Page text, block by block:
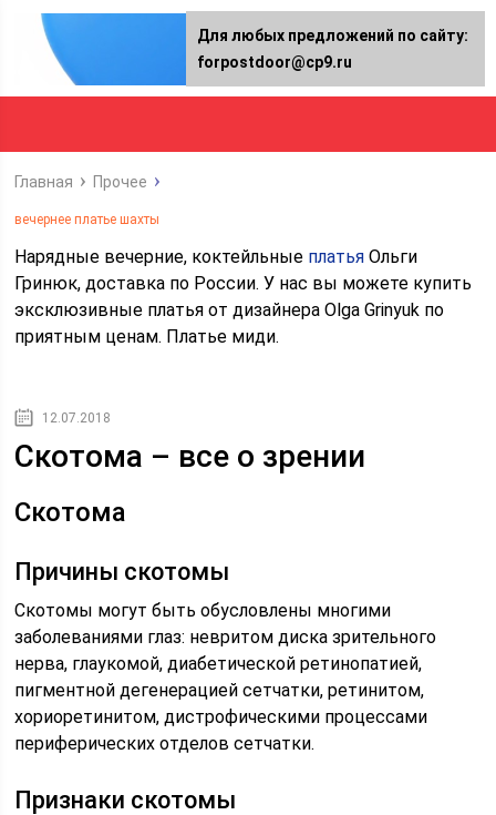
Главная Прочее
вечернее платье шахты
Нарядные вечерние, коктейльные платья Ольги
Гринюк, доставка по России. У нас вы можете купить
эксклюзивные платья от дизайнера Olga Grinyuk по
приятным ценам. Платье миди.
12.07.2018
Скотома – все о зрении
Скотома
Причины скотомы
Скотомы могут быть обусловлены многими
заболеваниями глаз: невритом диска зрительного
нерва, глаукомой, диабетической ретинопатией,
пигментной дегенерацией сетчатки, ретинитом,
хориоретинитом, дистрофическими процессами
периферических отделов сетчатки.
Признаки скотомы
Для любых предложений по сайту:
forpostdoor@cp9.ru